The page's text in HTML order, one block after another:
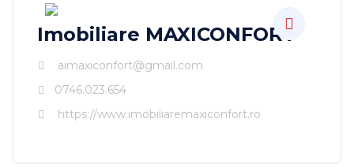
Imobiliare MAXICONFORT
aimaxiconfort@gmail.com
0746.023.654
https://www.imobiliaremaxiconfort.ro